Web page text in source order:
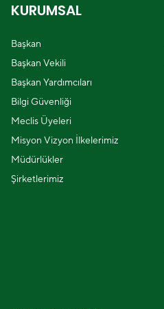
KURUMSAL
Başkan
Başkan Vekili
Başkan Yardımcıları
Bilgi Güvenliği
Meclis Üyeleri
Misyon Vizyon İlkelerimiz
Müdürlükler
Şirketlerimiz